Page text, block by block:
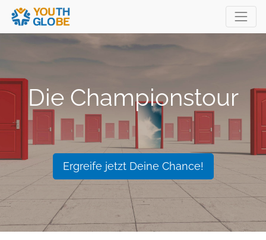
Die Championstour
Ergreife jetzt Deine Chance!